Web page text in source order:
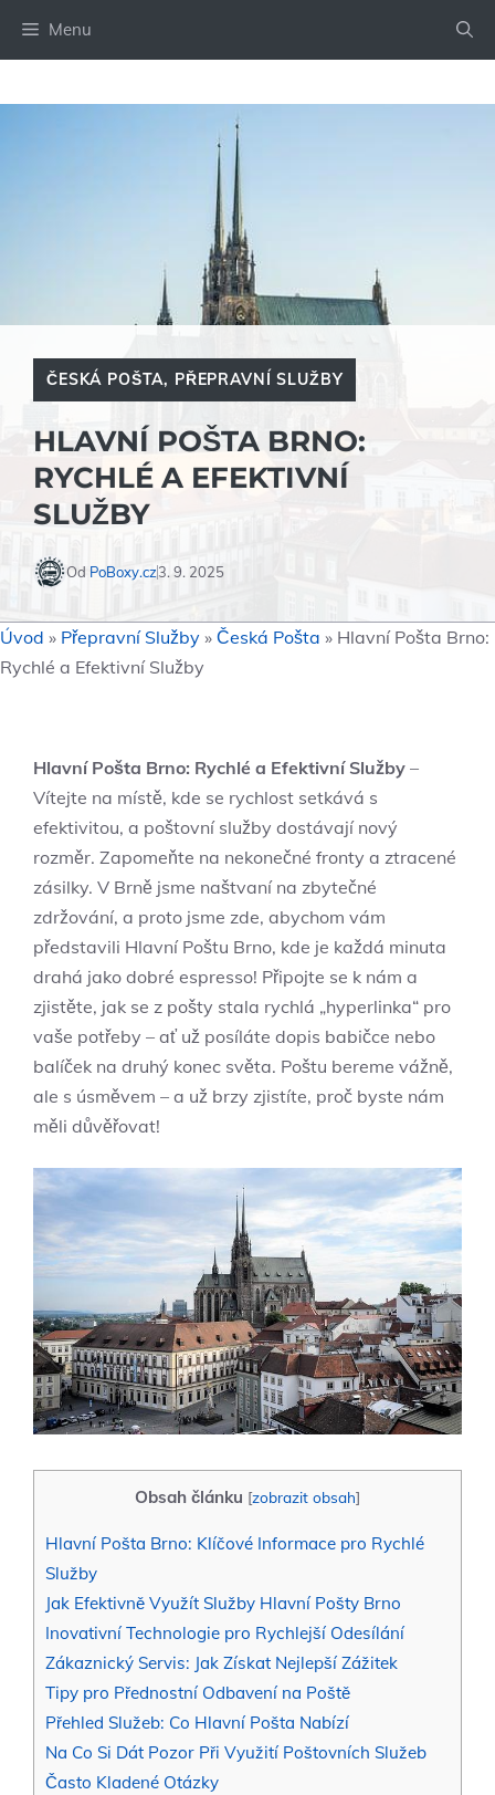
Menu
ČESKÁ POŠTA, PŘEPRAVNÍ SLUŽBY
HLAVNÍ POŠTA BRNO:
RYCHLÉ A EFEKTIVNÍ
SLUŽBY
Od PoBoxy.cz3. 9. 2025
Úvod » Přepravní Služby » Česká Pošta » Hlavní Pošta Brno:
Rychlé a Efektivní Služby
Hlavní Pošta Brno: Rychlé a Efektivní Služby –
Vítejte na místě, kde se rychlost setkává s
efektivitou, a poštovní služby dostávají nový
rozměr. Zapomeňte na nekonečné fronty a ztracené
zásilky. V Brně jsme naštvaní na zbytečné
zdržování, a proto jsme zde, abychom vám
představili Hlavní Poštu Brno, kde je každá minuta
drahá jako dobré espresso! Připojte se k nám a
zjistěte, jak se z pošty stala rychlá „hyperlinka“ pro
vaše potřeby – ať už posíláte dopis babičce nebo
balíček na druhý konec světa. Poštu bereme vážně,
ale s úsměvem – a už brzy zjistíte, proč byste nám
měli důvěřovat!
Obsah článku [zobrazit obsah]
Hlavní Pošta Brno: Klíčové Informace pro Rychlé
Služby
Jak Efektivně Využít Služby Hlavní Pošty Brno
Inovativní Technologie pro Rychlejší Odesílání
Zákaznický Servis: Jak Získat Nejlepší Zážitek
Tipy pro Přednostní Odbavení na Poště
Přehled Služeb: Co Hlavní Pošta Nabízí
Na Co Si Dát Pozor Při Využití Poštovních Služeb
Často Kladené Otázky